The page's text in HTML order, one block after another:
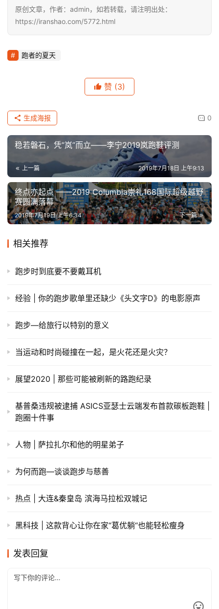
原创文章，作者：admin，如若转载，请注明出处：
https://iranshao.com/5772.html
跑者的夏天
赞 (3)
0
生成海报
稳若磐石，凭“岚”而立——李宁2019岚跑鞋评测
上一篇 2019年7月18日 上午9:13
终点亦起点 ——2019 Columbia崇礼168国际超级越野
赛圆满落幕
下一篇
2019年7月19日 上午6:34
相关推荐
跑步时到底要不要戴耳机
经验 | 你的跑步歌单里还缺少《头文字D》的电影原声
跑步—给旅行以特别的意义
当运动和时尚碰撞在一起，是火花还是火灾？
展望2020 | 那些可能被刷新的路跑纪录
基普桑违规被逮捕 ASICS亚瑟士云端发布首款碳板跑鞋 |
跑圈十件事
人物 | 萨拉扎尔和他的明星弟子
为何而跑—谈谈跑步与慈善
热点 | 大连&秦皇岛 滨海马拉松双城记
黑科技 | 这款背心让你在家“葛优躺“也能轻松瘦身
发表回复